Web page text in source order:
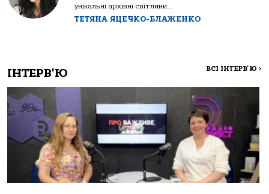
унікальні архівні світлини...
ТЕТЯНА ЯЦЕЧКО-БЛАЖЕНКО
ІНТЕРВ'Ю ВСІ ІНТЕРВ'Ю >